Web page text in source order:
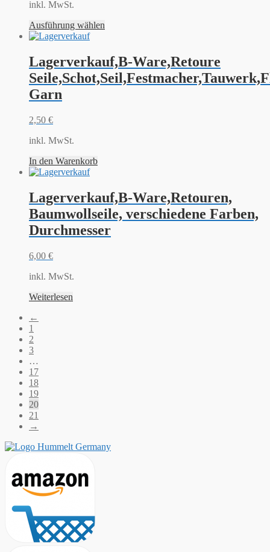
inkl. MwSt.
Ausführung wählen
Lagerverkauf,B-Ware,Retoure
Garn
2,50 €
inkl. MwSt.
In den Warenkorb
Lagerverkauf,B-Ware,Retouren,
Baumwollseile, verschiedene Farben,
Durchmesser
6,00 €
inkl. MwSt.
Weiterlesen
←
1
2
3
…
17
18
19
20
21
→